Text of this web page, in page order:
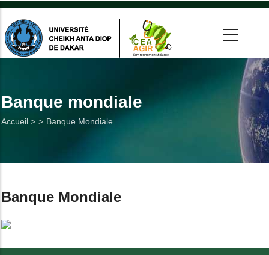
Aller
contenu
principal
Banque mondiale
Fil
Accueil > Banque Mondiale
Banque Mondiale